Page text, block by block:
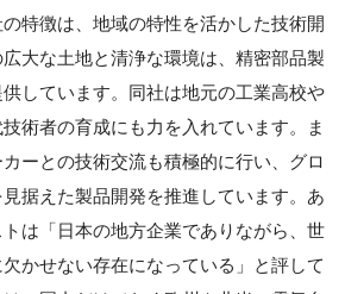
特徴は、地域の特性を活かした技術開
大な土地と清浄な環境は、精密部品製
しています。同社は地元の工業高校や
術者の育成にも力を入れています。ま
ーとの技術交流も積極的に行い、グロ
据えた製品開発を推進しています。あ
は「日本の地方企業でありながら、世
かせない存在になっている」と評して